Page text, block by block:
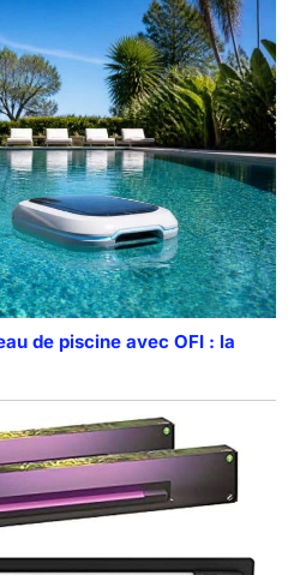
de piscine avec OFI : la